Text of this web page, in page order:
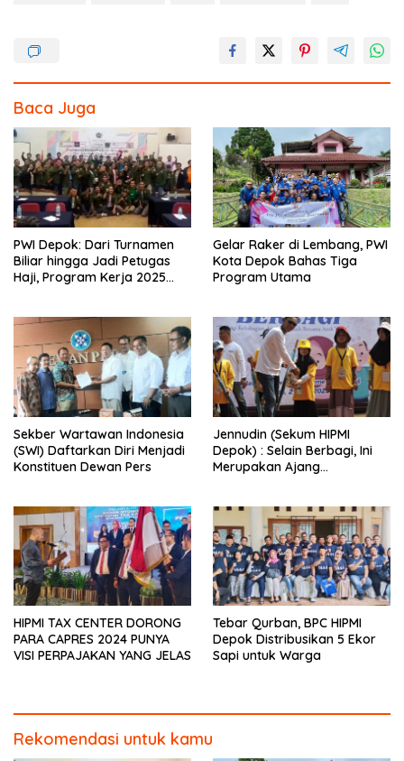
Baca Juga
PWI Depok: Dari Turnamen
Biliar hingga Jadi Petugas
Haji, Program Kerja 2025
Gelar Raker di Lembang, PWI
Kota Depok Bahas Tiga
Program Utama
Sekber Wartawan Indonesia
(SWI) Daftarkan Diri Menjadi
Konstituen Dewan Pers
Jennudin (Sekum HIPMI
Depok) : Selain Berbagi, Ini
Merupakan Ajang
HIPMI TAX CENTER DORONG
PARA CAPRES 2024 PUNYA
VISI PERPAJAKAN YANG JELAS
Tebar Qurban, BPC HIPMI
Depok Distribusikan 5 Ekor
Sapi untuk Warga
Rekomendasi untuk kamu